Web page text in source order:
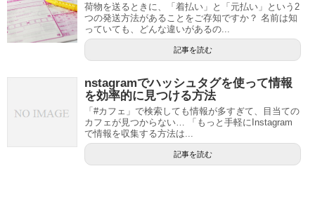
荷物を送るときに、「着払い」と「元払い」という2
つの発送方法があることをご存知ですか？ 名前は知
っていても、どんな違いがあるの...
記事を読む
nstagramでハッシュタグを使って情報
を効率的に見つける方法
「#カフェ」で検索しても情報が多すぎて、目当ての
カフェが見つからない… 「もっと手軽にInstagram
で情報を収集する方法は...
記事を読む